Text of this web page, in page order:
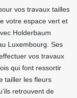
vos travaux tailles
votre espace vert et
Holderbaum
Luxembourg. Ses
vos travaux
qui font ressortir
tailler les fleurs
retrouvent de